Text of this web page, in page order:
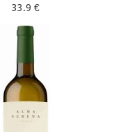
33.9 €